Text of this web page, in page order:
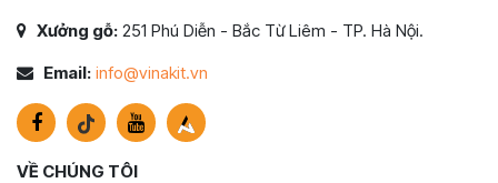
Xưởng gỗ: 251 Phú Diễn - Bắc Từ Liêm - TP. Hà Nội.
Email: info@vinakit.vn
VỀ CHÚNG TÔI